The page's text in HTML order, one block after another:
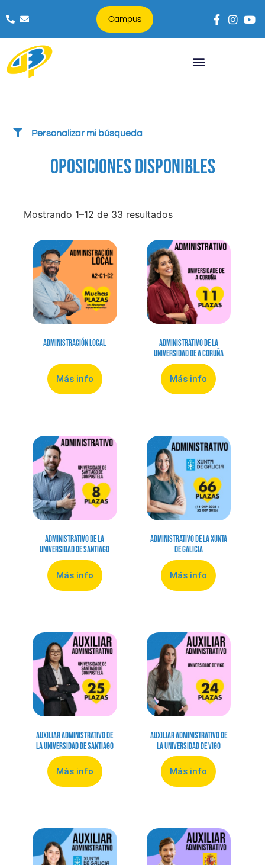
Campus
Personalizar mi búsqueda
OPOSICIONES DISPONIBLES
Mostrando 1–12 de 33 resultados
Administración local
Más info
Administrativo de la
Universidad de A Coruña
Más info
Administrativo de la
Universidad de Santiago
Más info
Administrativo de la Xunta
de Galicia
Más info
Auxiliar Administrativo de
la Universidad de Santiago
Más info
Auxiliar Administrativo de
la Universidad de Vigo
Más info